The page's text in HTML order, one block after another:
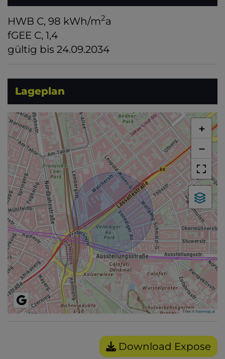
HWB C, 98 kWh/m2a
fGEE C, 1,4
gültig bis 24.09.2034
Lageplan
+
−
Tiles ©basemap.at
Download Expose